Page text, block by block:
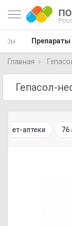
Препараты
Главная
аптеки 76